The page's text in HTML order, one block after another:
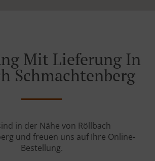
Mit Lieferung In
Schmachtenberg
in der Nähe von Röllbach
und freuen uns auf Ihre Online-
Bestellung.